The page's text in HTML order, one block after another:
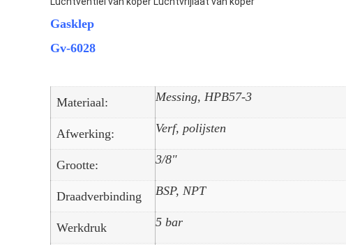
Gasklep
Gv-6028
Materiaal: Messing, HPB57-3
Afwerking: Verf, polijsten
Grootte: 3/8"
Draadverbinding BSP, NPT
Werkdruk 5 bar